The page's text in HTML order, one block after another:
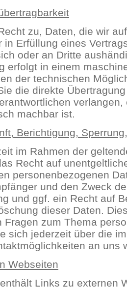
zu, Daten, die wir
in Erfüllung eines
oder an Dritte
erfolgt in einem
der technischen
die direkte
verlangen,
machbar ist.
Berichtigung,
im Rahmen der
Recht auf
personenbezogenen
und den Zweck
und ggf. ein Recht auf
dieser Daten.
Fragen zum Thema
sich jederzeit über die
an uns
Webseiten
Links zu externen